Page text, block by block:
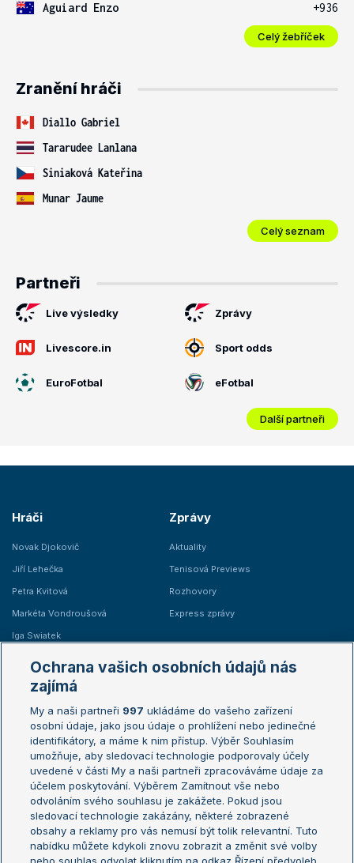
Aguiard Enzo
+936
Celý žebříček
Zranění hráči
Diallo Gabriel
Tararudee Lanlana
Siniaková Kateřina
Munar Jaume
Celý seznam
Partneři
Live výsledky Zprávy
Livescore.in Sport odds
EuroFotbal eFotbal
Další partneři
Hráči
Novak Djokovič
Jiří Lehečka
Petra Kvitová
Markéta Vondroušová
Iga Swiatek
Zprávy
Aktuality
Tenisová Previews
Rozhovory
Express zprávy
Žebříčky
Žebříček ATP (muži)
Žebříček WTA (ženy)
Sázkařský žebříček
Australian Open
French Open
Wimbledon
US Open
Turnaj mistrů
Turnaj mistryň
Aktualní trendy
Ochrana vašich osobních údajů nás
zajímá
My a naši partneři 997 ukládáme do vašeho zařízení
osobní údaje, jako jsou údaje o prohlížení nebo jedinečné
identifikátory, a máme k nim přístup. Výběr Souhlasím
umožňuje, aby sledovací technologie podporovaly účely
uvedené v části My a naši partneři zpracováváme údaje za
účelem poskytování. Výběrem Zamítnout vše nebo
odvoláním svého souhlasu je zakážete. Pokud jsou
sledovací technologie zakázány, některé zobrazené
obsahy a reklamy pro vás nemusí být tolik relevantní. Tuto
nabídku můžete kdykoli znovu zobrazit a změnit své volby